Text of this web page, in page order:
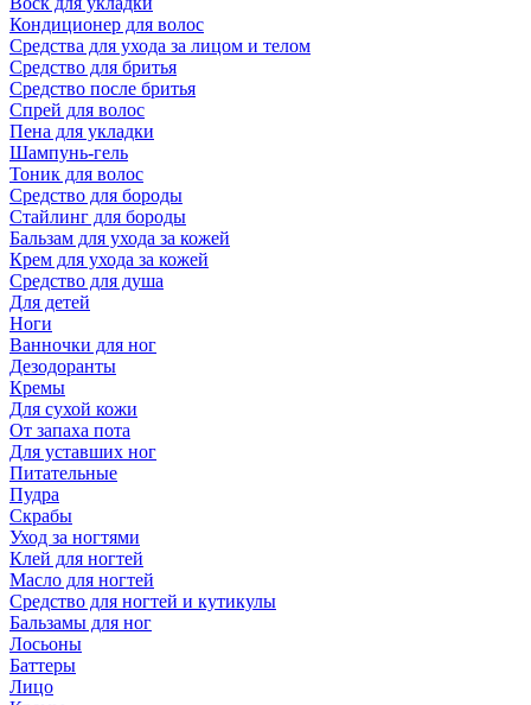
Кондиционер для волос
Средства для ухода за лицом и телом
Средство для бритья
Средство после бритья
Спрей для волос
Пена для укладки
Шампунь-гель
Тоник для волос
Средство для бороды
Стайлинг для бороды
Бальзам для ухода за кожей
Крем для ухода за кожей
Средство для душа
Для детей
Ноги
Ванночки для ног
Дезодоранты
Кремы
Для сухой кожи
От запаха пота
Для уставших ног
Питательные
Пудра
Скрабы
Уход за ногтями
Клей для ногтей
Масло для ногтей
Средство для ногтей и кутикулы
Бальзамы для ног
Лосьоны
Баттеры
Лицо